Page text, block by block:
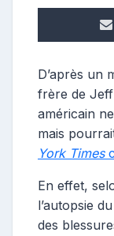
D’après un
frère de
américain
mais
York Times
En effet,
l’autopsie
des